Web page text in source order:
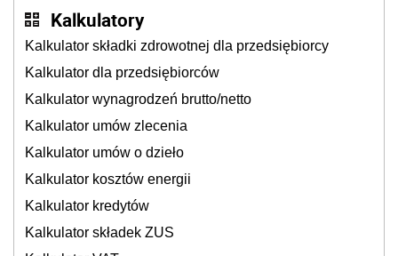
Kalkulatory
Kalkulator składki zdrowotnej dla przedsiębiorcy
Kalkulator dla przedsiębiorców
Kalkulator wynagrodzeń brutto/netto
Kalkulator umów zlecenia
Kalkulator umów o dzieło
Kalkulator kosztów energii
Kalkulator kredytów
Kalkulator składek ZUS